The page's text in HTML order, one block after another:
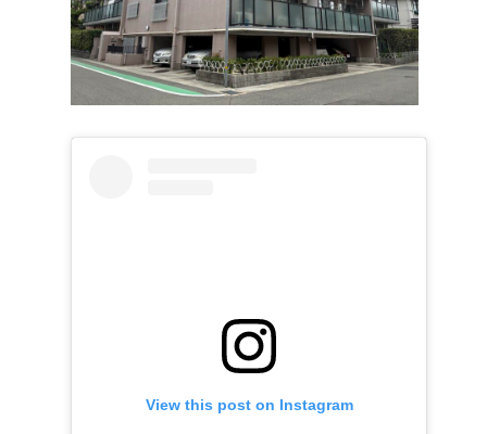
View this post on Instagram